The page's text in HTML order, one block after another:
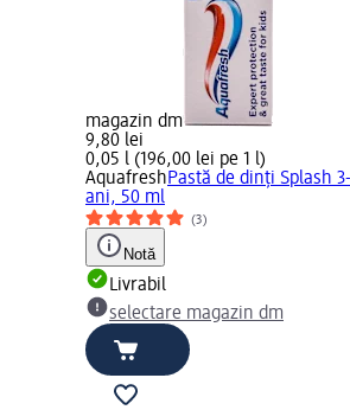
magazin dm
9,80 lei
0,05 l (196,00 lei pe 1 l)
AquafreshPastă de dinți Splash
ani, 50 ml
(3)
Notă
Livrabil
selectare magazin dm